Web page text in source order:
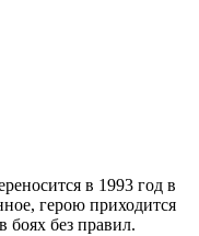
в 1993 год в
герою приходится
боях без правил.